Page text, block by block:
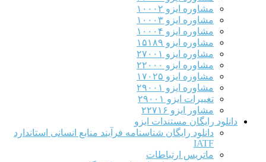
مشاوره ایزو ۱۰۰۰۲
مشاوره ایزو ۱۰۰۰۳
مشاوره ایزو ۱۰۰۰۴
مشاوره ایزو ۱۵۱۸۹
مشاوره ایزو ۲۷۰۰۱
مشاوره ایزو ۲۲۰۰۰
مشاوره ایزو ۱۷۰۲۵
مشاوره ایزو ۲۹۰۰۱
تغییرات ایزو ۲۹۰۰۱
مشاور ایزو ۲۲۷۱۶
دانلود رایگان مستندات ایزو
دانلود رایگان شناسنامه فرآیند منابع انسانی استاندارد
IATF
ماتریس ارتباطات